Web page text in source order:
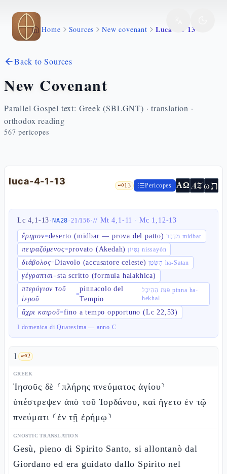
Skip to main content
Home Sources New covenant Luca 4 1 13
Back to Sources
New Covenant
Parallel Gospel text: Greek (SBLGNT) · translation ·
orthodox reading
567 pericopes
luca-4-1-13 🗝️13 Pericopes ΑΩ AZωת
Lc 4,1-13·NA28·21/156· //Mt 4,1-11 · Mc 1,12-13
ἔρημον=deserto (midbar — prova del patto) מִדְבָּר midbar
πειραζόμενος=provato (Akedah) נִסָּיוֹן nissayón
διάβολος=Diavolo (accusatore celeste) הַשָּׂטָן ha-Satan
γέγραπται=sta scritto (formula halakhica)
πτερύγιον τοῦ
ἱεροῦ
=
pinnacolo del
Tempio
פִּנַּת הַהֵיכָל pinna ha-
hekhal
ἄχρι καιροῦ=fino a tempo opportuno (Lc 22,53)
I domenica di Quaresima — anno C
1 🗝️2
GREEK
Ἰησοῦς δὲ ⸂πλήρης πνεύματος ἁγίου⸃
ὑπέστρεψεν ἀπὸ τοῦ Ἰορδάνου, καὶ ἤγετο ἐν τῷ
πνεύματι ⸂ἐν τῇ ἐρήμῳ⸃
GNOSTIC TRANSLATION
Gesù, pieno di Spirito Santo, si allontanò dal
Giordano ed era guidato dallo Spirito nel